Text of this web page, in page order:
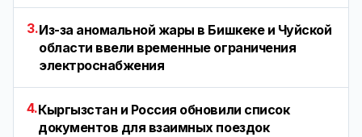
3.Из-за аномальной жары в Бишкеке и Чуйской
области ввели временные ограничения
электроснабжения
4.Кыргызстан и Россия обновили список
документов для взаимных поездок